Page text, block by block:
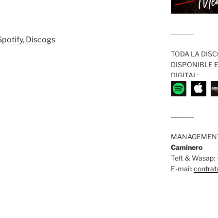
, Discogs
TODA LA
DISPONIBLE
DIGITAL:
Caminero
Telf. &
E-mail: